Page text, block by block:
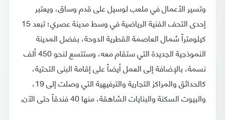
وتسير الأعمال في ملعب لوسيل على قدم وساق، ويعتبر
إحدى التحف الفنية الرياضية في وسط مدينة عصري؛ تبعد 15
كيلومتراً شمال العاصمة القطرية الدوحة، بفضل المدينة
النموذجية الجديدة التي ستقام معه، وستتسع لنحو 450 ألف
نسمة، بالإضافة إلى العمل أيضاً على إقامة البنى التحتية،
كالحدائق والمراكز التجارية والترفيهية التي وصلت إلى 19،
والبيوت السكنة والبنايات الشاهقة، منها 40 فندقاً حتى الآن.